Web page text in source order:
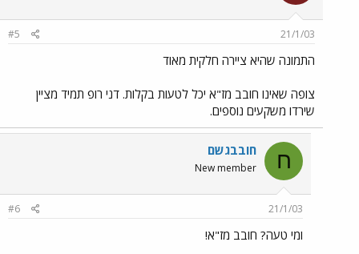
21/1/03
#5
התמונה שהיא ציירה חלקית מאוד
צופה שאינו חובב מז"א יכל לטעות בקלות. דני רופ תמיד מציין
שירדו משקעים נוספים.
ח חובבגשם
New member
21/1/03
#6
ומי טעה? חובב מז"א!